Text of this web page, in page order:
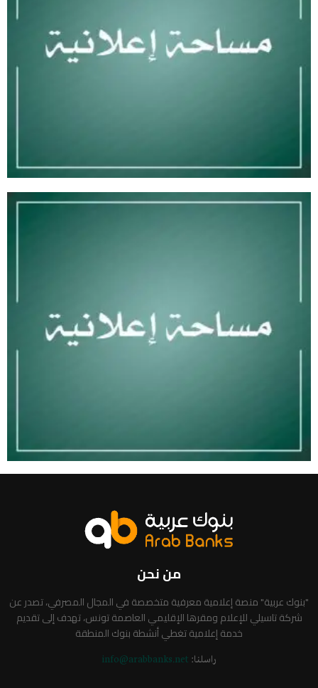
من نحن
"بنوك عربية" منصة إعلامية معرفية متخصصة في المجال المصرفي، تصدر عن
شركة تاسيلي للإعلام ومقرها الإقليمي العاصمة تونس، تهدف إلى تقديم
خدمة إعلامية تغطي أنشطة بنوك المنطقة
راسلنا: info@arabbanks.net